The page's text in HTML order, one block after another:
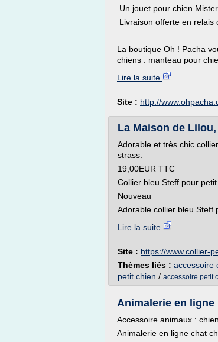
Un jouet pour chien
Livraison offerte en relais
La boutique Oh ! Pacha
chiens : manteau pour
Lire la suite
Site : http://
La Maison de
Adorable et très chic
strass.
19,00EUR TTC
Collier bleu Steff pour
Nouveau
Adorable collier bleu Steff
Lire la suite
Site : https://www.collier-
Thèmes liés : accessoire
petit chien / accessoire petit
Animalerie en ligne
Accessoire animaux :
Animalerie en ligne chat